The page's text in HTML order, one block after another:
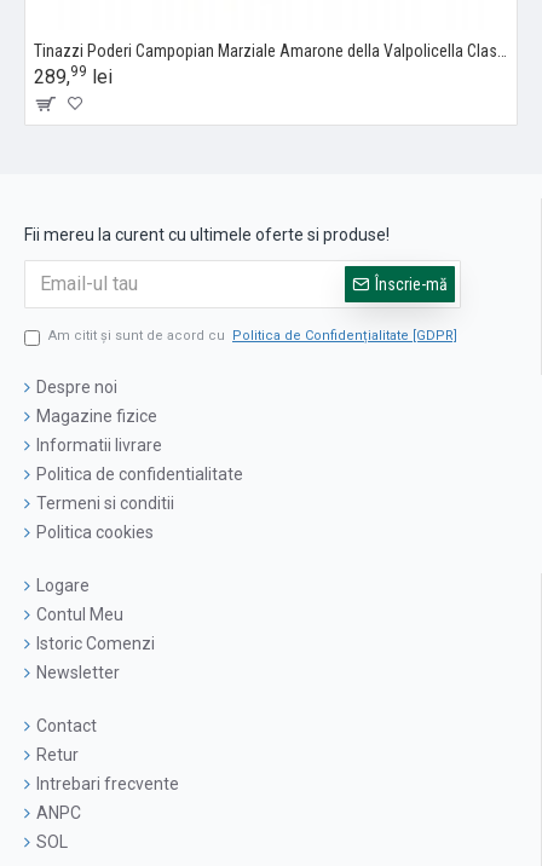
289,99 lei
Fii mereu la curent cu ultimele oferte si produse!
Înscrie-mă
Am citit şi sunt de acord cu Politica de Confidențialitate [GDPR]
Despre noi
Magazine fizice
Informatii livrare
Politica de confidentialitate
Termeni si conditii
Politica cookies
Logare
Contul Meu
Istoric Comenzi
Newsletter
Contact
Retur
Intrebari frecvente
ANPC
SOL